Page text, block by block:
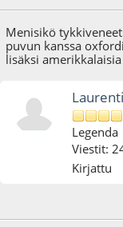
Menisikö
puvun kanssa
lisäksi
Legenda
Viestit:
Kirjattu